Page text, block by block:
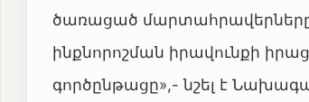
ծառացած մարտահրավերները,
ինքնորոշման իրավունքի
գործընթացը»,- նշել է